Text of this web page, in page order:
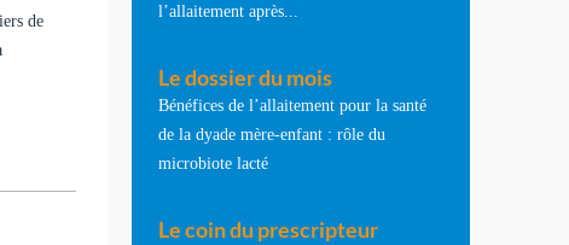
de
l’allaitement après...
Le dossier du mois
Bénéfices de l’allaitement pour la santé
de la dyade mère-enfant : rôle du
microbiote lacté
Le coin du prescripteur